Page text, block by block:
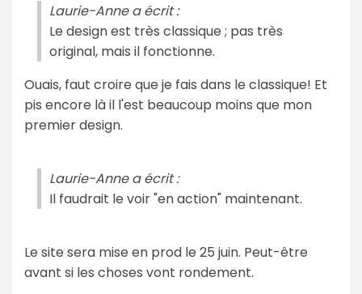
Laurie-Anne a écrit :
Le design est très classique ; pas très
original, mais il fonctionne.
Ouais, faut croire que je fais dans le classique! Et
pis encore là il l'est beaucoup moins que mon
premier design.
Laurie-Anne a écrit :
Il faudrait le voir "en action" maintenant.
Le site sera mise en prod le 25 juin. Peut-être
avant si les choses vont rondement.